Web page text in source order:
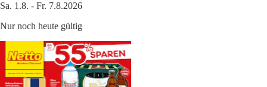
Sa. 1.8. - Fr. 7.8.2026
Nur noch heute gültig